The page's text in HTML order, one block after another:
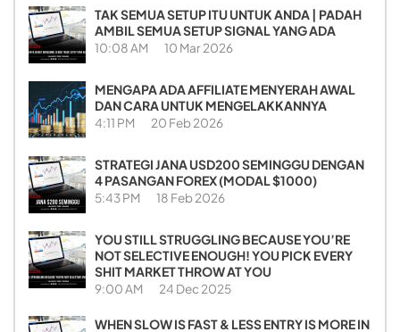
TAK SEMUA SETUP ITU UNTUK ANDA | PADAH
AMBIL SEMUA SETUP SIGNAL YANG ADA
10:08 AM 10 Mar 2026
MENGAPA ADA AFFILIATE MENYERAH AWAL
DAN CARA UNTUK MENGELAKKANNYA
4:11 PM 20 Feb 2026
STRATEGI JANA USD200 SEMINGGU DENGAN
4 PASANGAN FOREX (MODAL $1000)
5:43 PM 18 Feb 2026
YOU STILL STRUGGLING BECAUSE YOU’RE
NOT SELECTIVE ENOUGH! YOU PICK EVERY
SHIT MARKET THROW AT YOU
9:00 AM 24 Dec 2025
WHEN SLOW IS FAST & LESS ENTRY IS MORE IN